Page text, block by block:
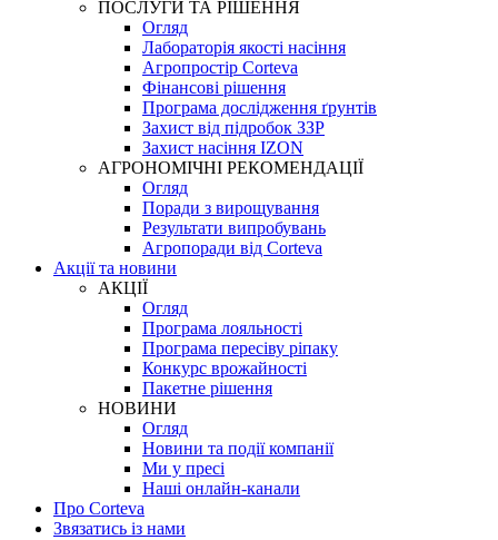
ПОСЛУГИ ТА РІШЕННЯ
Огляд
Лабораторія якості насіння
Агропростір Corteva
Фінансові рішення
Програма дослідження ґрунтів
Захист від підробок ЗЗР
Захист насіння IZON
АГРОНОМІЧНІ РЕКОМЕНДАЦІЇ
Огляд
Поради з вирощування
Результати випробувань
Агропоради від Corteva
Акції та новини
АКЦІЇ
Огляд
Програма лояльності
Програма пересіву ріпаку
Конкурс врожайності
Пакетне рішення
НОВИНИ
Огляд
Новини та події компанії
Ми у пресі
Наші онлайн-канали
Про Corteva
Звязатись із нами